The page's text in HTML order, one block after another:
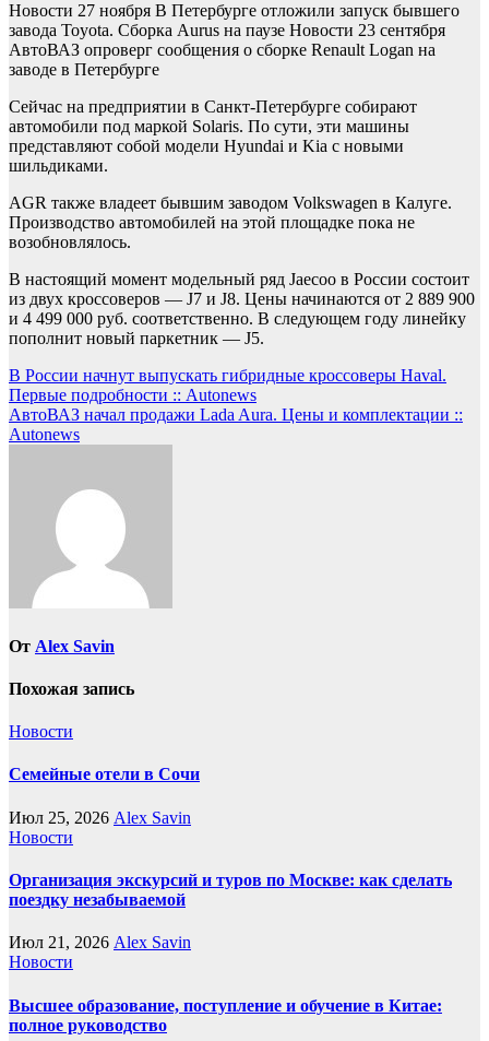
Новости 27 ноября В Петербурге отложили запуск бывшего
завода Toyota. Сборка Aurus на паузе Новости 23 сентября
АвтоВАЗ опроверг сообщения о сборке Renault Logan на
заводе в Петербурге
Сейчас на предприятии в Санкт-Петербурге собирают
автомобили под маркой Solaris. По сути, эти машины
представляют собой модели Hyundai и Kia c новыми
шильдиками.
AGR также владеет бывшим заводом Volkswagen в Калуге.
Производство автомобилей на этой площадке пока не
возобновлялось.
В настоящий момент модельный ряд Jaecoo в России состоит
из двух кроссоверов — J7 и J8. Цены начинаются от 2 889 900
и 4 499 000 руб. соответственно. В следующем году линейку
пополнит новый паркетник — J5.
Навигация
по
записям
В России начнут выпускать гибридные кроссоверы Haval.
Первые подробности :: Autonews
АвтоВАЗ начал продажи Lada Aura. Цены и комплектации ::
Autonews
От Alex Savin
Похожая запись
Новости
Семейные отели в Сочи
Июл 25, 2026 Alex Savin
Новости
Организация экскурсий и туров по Москве: как сделать
поездку незабываемой
Июл 21, 2026 Alex Savin
Новости
Высшее образование, поступление и обучение в Китае:
полное руководство